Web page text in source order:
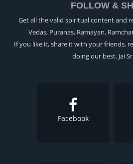
FOLLOW &
Get all the valid spiritual content and
Vedas, Puranas, Ramayan,
If you like it, share it with your friends,
doing our best. Jai
Facebook